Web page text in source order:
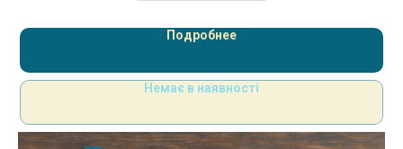
Подробнее
Немає в наявності